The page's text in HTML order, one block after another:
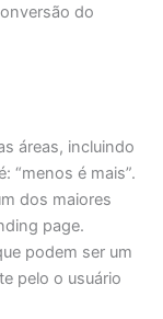
do
áreas, incluindo
“menos é mais”.
dos maiores
page.
podem ser um
pelo o usuário